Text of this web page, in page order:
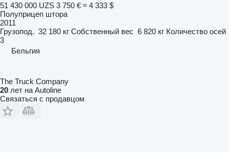
51 430 000 UZS 3 750 € ≈ 4 333 $
Полуприцеп штора
2011
Грузопод. 32 180 кг Собственный вес 6 820 кг Количество осей
3
Бельгия
The Truck Company
20 лет на Autoline
Связаться с продавцом